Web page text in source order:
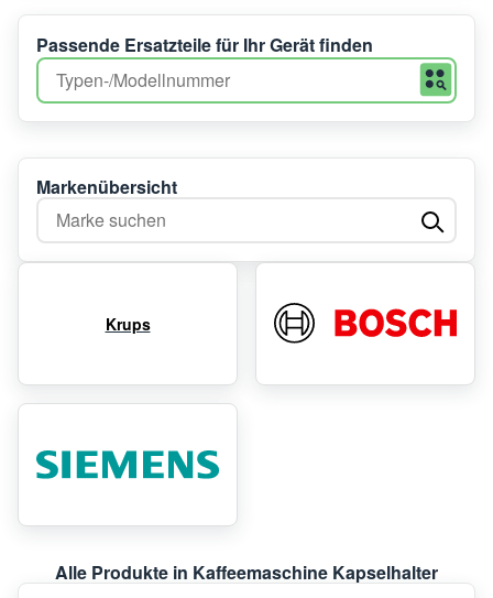
Passende Ersatzteile für Ihr Gerät finden
Markenübersicht
Marke suchen
Krups
Alle Produkte in Kaffeemaschine Kapselhalter